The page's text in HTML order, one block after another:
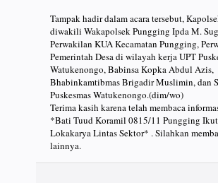
Tampak hadir dalam acara tersebut,
diwakili Wakapolsek Pungging Ipda M.
Perwakilan KUA Kecamatan Pungging,
Pemerintah Desa di wilayah kerja UPT
Watukenongo, Babinsa Kopka Abdul Azis,
Bhabinkamtibmas Brigadir Muslimin, dan
Puskesmas Watukenongo.(dim/wo)
Terima kasih karena telah membaca
*Bati Tuud Koramil 0815/11 Pungging
Lokakarya Lintas Sektor* . Silahkan
lainnya.